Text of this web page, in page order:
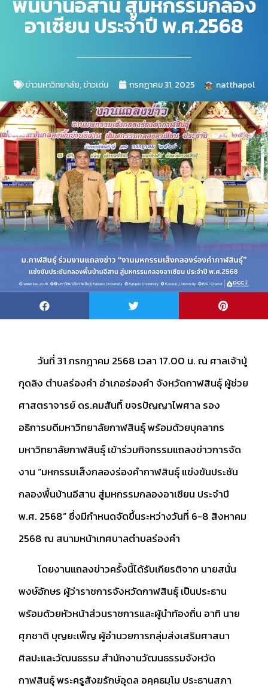
อาเซียน ประจำปี พ.ศ.2568
ข่าวมหาวิทยาลัย,ข่าวเด่น กรกฎาคม 31, 2025 natthapol
วันที่ 31 กรกฎาคม 2568 เวลา 17.00 น. ณ ศาลเจ้าปู่
กุดลิง ตำบลร่องคำ อำเภอร่องคำ จังหวัดกาฬสินธุ์ ผู้ช่วย
ศาสตราจารย์ ดร.คมสันทิ์ ขจรปัญญาไพศาล รอง
อธิการบดีมหาวิทยาลัยกาฬสินธุ์ พร้อมด้วยบุคลากร
มหาวิทยาลัยกาฬสินธุ์ เข้าร่วมกิจกรรมแถลงข่าวการจัด
งาน “มหกรรมเส็งกลองร่องคำกาฬสินธุ์ แข่งขันประชัน
กลองพื้นบ้านอีสาน สู่มหกรรมกลองอาเซียน ประจำปี
พ.ศ. 2568” ซึ่งมีกำหนดจัดขึ้นระหว่างวันที่ 6-8 สิงหาคม
2568 ณ สนามหน้าเทศบาลตำบลร่องคำ
โดยงานแถลงข่าวครั้งนี้ได้รับเกียรติจาก นายสนั่น
พงษ์อักษร ผู้ว่าราชการจังหวัดกาฬสินธุ์ เป็นประธาน
พร้อมด้วยหัวหน้าส่วนราชการและผู้นำท้องถิ่น อาทิ นาย
ศุภชาติ บุญยะเพ็ญ ผู้อำนวยการกลุ่มส่งเสริมศาสนา
ศิลปะและวัฒนธรรม สำนักงานวัฒนธรรมจังหวัด
กาฬสินธุ์ พระครูสังฆรักษ์อุดล อคฺคธมฺโม ประธานสภา